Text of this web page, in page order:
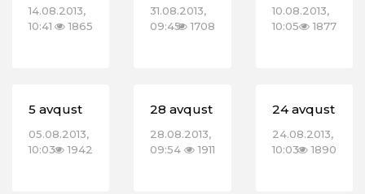
14.08.2013,
10:41
1865
31.08.2013,
09:45 1708
10.08.2013,
10:05
1877
5 avqust
05.08.2013,
10:03
1942
28 avqust
28.08.2013,
09:54
1911
24 avqust
24.08.2013,
10:03
1890